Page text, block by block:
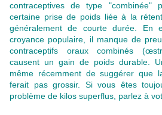
contraceptives de type "combinée"
certaine prise de poids liée à la
généralement de courte durée. En
croyance populaire, il manque de
contraceptifs oraux combinés
causent un gain de poids durable.
même récemment de suggérer que
ferait pas grossir. Si vous êtes
problème de kilos superflus, parlez à